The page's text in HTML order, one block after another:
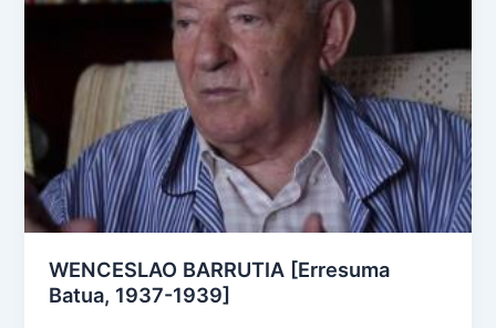
WENCESLAO BARRUTIA [Erresuma
Batua, 1937-1939]